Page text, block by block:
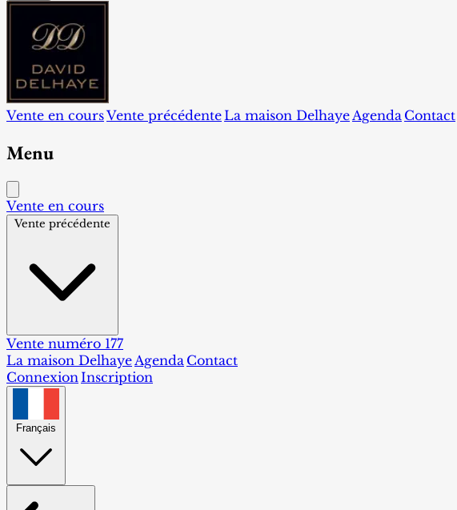
Vente en coursVente précédente La maison Delhaye Agenda Contact
Menu
Vente en cours
Vente précédente
Vente numéro 177
La maison DelhayeAgenda Contact
ConnexionInscription
Français